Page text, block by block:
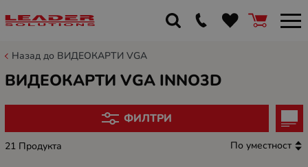
Назад до ВИДЕОКАРТИ VGA
ВИДЕОКАРТИ VGA INNO3D
ФИЛТРИ
21 Продукта По уместност